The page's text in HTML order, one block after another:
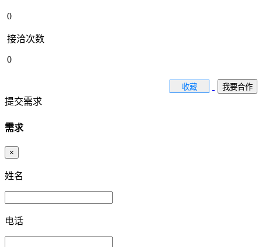
0
接洽次数
0
收藏 我要合作
提交需求
需求
×
姓名
电话